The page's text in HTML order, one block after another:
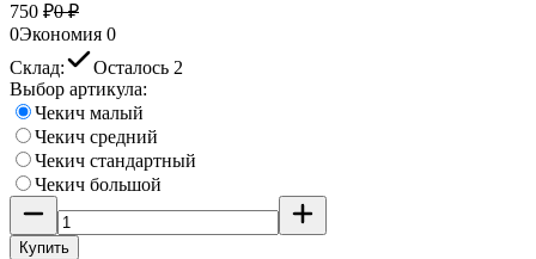
750 ₽0 ₽
0Экономия 0
Склад:
Осталось 2
Выбор артикула:
Чекич малый
Чекич средний
Чекич стандартный
Чекич большой
Купить